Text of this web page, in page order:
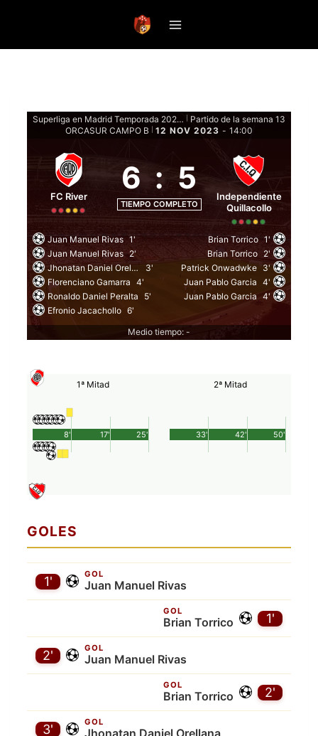
Superliga en Madrid Temporada 2023 Clausura - Fase de grupos
Partido de la semana 13
ORCASUR CAMPO B
12 NOV 2023 - 14:00
FC River
6 : 5
TIEMPO COMPLETO
Independiente
Quillacollo
Juan Manuel Rivas 1'
Juan Manuel Rivas 2'
Jhonatan Daniel Orellana
3'
Florenciano Gamarra 4'
Ronaldo Daniel Peralta
5'
Efronio Jacachollo 6'
Brian Torrico 1'
Brian Torrico 2'
Patrick Onwadwke 3'
Juan Pablo Garcia 4'
Juan Pablo Garcia 4'
Medio tiempo: -
1ª Mitad
25'
8' 17'
2ª Mitad
50'
33' 42'
GOLES
GOL
Juan Manuel Rivas
1'
1'
GOL
Brian Torrico
GOL
Juan Manuel Rivas
2'
2'
GOL
Brian Torrico
GOL
Jhonatan Daniel Orellana
3'